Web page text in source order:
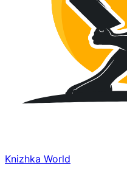
Knizhka World